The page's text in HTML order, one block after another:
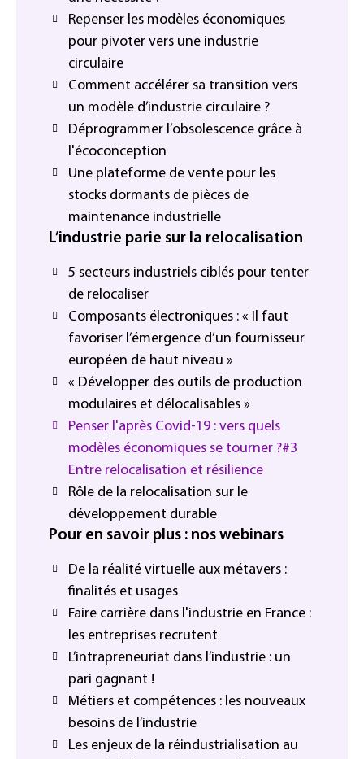
Repenser les modèles économiques
pour pivoter vers une industrie
circulaire
Comment accélérer sa transition vers
un modèle d’industrie circulaire ?
Déprogrammer l’obsolescence grâce à
l'écoconception
Une plateforme de vente pour les
stocks dormants de pièces de
maintenance industrielle
L’industrie parie sur la relocalisation
5 secteurs industriels ciblés pour tenter
de relocaliser
Composants électroniques : « Il faut
favoriser l’émergence d’un fournisseur
européen de haut niveau »
« Développer des outils de production
modulaires et délocalisables »
Penser l'après Covid-19 : vers quels
modèles économiques se tourner ?#3
Entre relocalisation et résilience
Rôle de la relocalisation sur le
développement durable
Pour en savoir plus : nos webinars
De la réalité virtuelle aux métavers :
finalités et usages
Faire carrière dans l'industrie en France :
les entreprises recrutent
L’intrapreneuriat dans l’industrie : un
pari gagnant !
Métiers et compétences : les nouveaux
besoins de l’industrie
Les enjeux de la réindustrialisation au